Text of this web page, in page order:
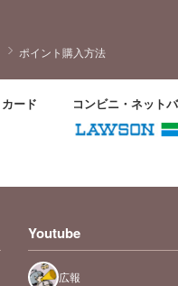
ポイント購入方法
ード コンビニ・ネット
Youtube
広報